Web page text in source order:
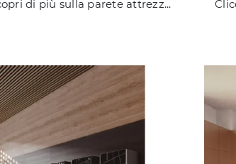
Clicca e scopri di più sulla parete attrezzata Living LV713 del marchio Giessegi: è la soluzione dalle linee moderne ideale per te.